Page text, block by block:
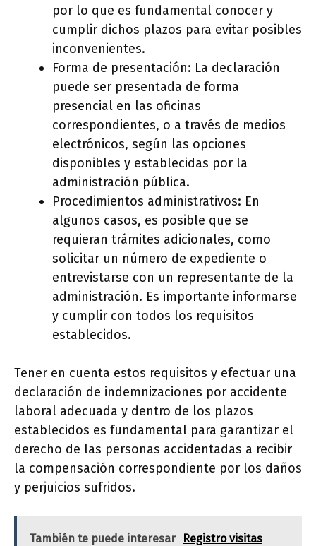
por lo que es fundamental conocer y
cumplir dichos plazos para evitar posibles
inconvenientes.
Forma de presentación: La declaración
puede ser presentada de forma
presencial en las oficinas
correspondientes, o a través de medios
electrónicos, según las opciones
disponibles y establecidas por la
administración pública.
Procedimientos administrativos: En
algunos casos, es posible que se
requieran trámites adicionales, como
solicitar un número de expediente o
entrevistarse con un representante de la
administración. Es importante informarse
y cumplir con todos los requisitos
establecidos.
Tener en cuenta estos requisitos y efectuar una
declaración de indemnizaciones por accidente
laboral adecuada y dentro de los plazos
establecidos es fundamental para garantizar el
derecho de las personas accidentadas a recibir
la compensación correspondiente por los daños
y perjuicios sufridos.
También te puede interesar
Registro visitas